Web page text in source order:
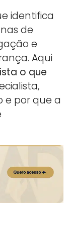
identifica
de
e
Aqui
o que
por que a